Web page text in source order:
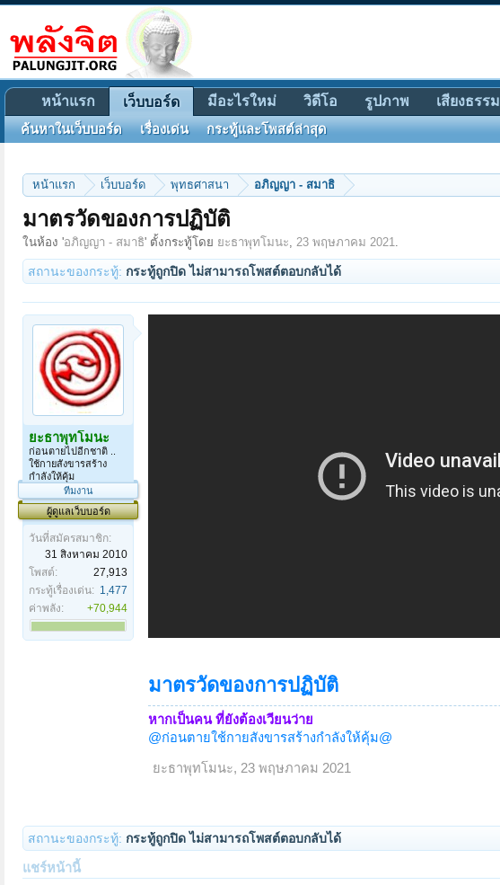
หน้าแรก เว็บบอร์ด พุทธศาสนา อภิญญา - สมาธิ
มาตรวัดของการปฏิบัติ
ในห้อง 'อภิญญา - สมาธิ' ตั้งกระทู้โดย ยะธาพุทโมนะ, 23 พฤษภาคม 2021.
สถานะของกระทู้: กระทู้ถูกปิด ไม่สามารถโพสต์ตอบกลับได้
ยะธาพุทโมนะ
ก่อนตายไปอีกชาติ ..
ใช้กายสังขารสร้าง
กำลังให้คุ้ม
ทีมงาน
ผู้ดูแลเว็บบอร์ด
วันที่สมัครสมาชิก:
31 สิงหาคม 2010
โพสต์:
27,913
กระทู้เรื่องเด่น: 1,477
ค่าพลัง:
+70,944
มาตรวัดของการปฏิบัติ
หากเป็นคน ที่ยังต้องเวียนว่าย
@ก่อนตายใช้กายสังขารสร้างกำลังให้คุ้ม@
ยะธาพุทโมนะ, 23 พฤษภาคม 2021
สถานะของกระทู้: กระทู้ถูกปิด ไม่สามารถโพสต์ตอบกลับได้
แชร์หน้านี้
หน้าแรก เว็บบอร์ด
ค้นหาในเว็บบอร์ด เรื่องเด่น กระทู้และโพสต์ล่าสุด
มีอะไรใหม่ วิดีโอ รูปภาพ เสียงธรรม